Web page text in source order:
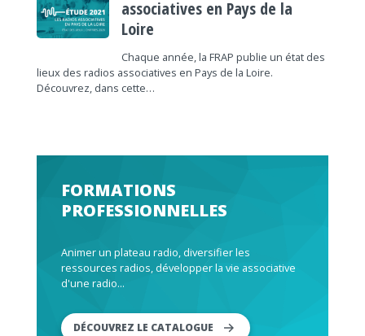
associatives en Pays de la
Loire
Chaque année, la FRAP publie un état des
lieux des radios associatives en Pays de la Loire.
Découvrez, dans cette…
FORMATIONS
PROFESSIONNELLES
Animer un plateau radio, diversifier les
ressources radios, développer la vie associative
d'une radio...
DÉCOUVREZ LE CATALOGUE